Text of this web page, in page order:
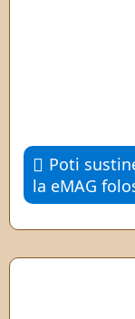
Poti
la eMAG